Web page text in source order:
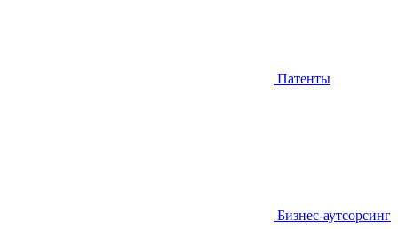
Патенты
Бизнес-аутсорсинг